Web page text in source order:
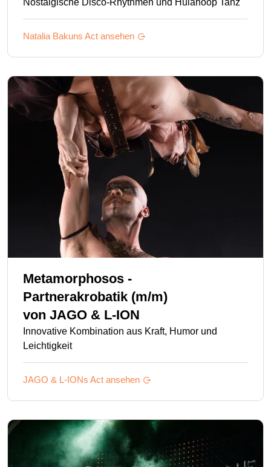
Nostalgische Disco-Rhythmen und Hulahoop Tanz
Natalia Bakuns Act ansehen
Metamorphosos -
Partnerakrobatik (m/m)
von JAGO & L-ION
Innovative Kombination aus Kraft, Humor und
Leichtigkeit
JAGO & L-IONs Act ansehen